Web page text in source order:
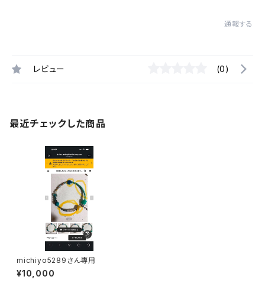
通報する
レビュー (0)
最近チェックした商品
michiyo5289さん専用
¥10,000